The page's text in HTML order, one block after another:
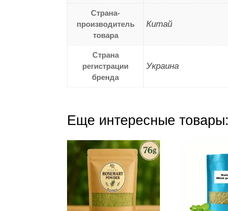
Страна-
производитель
товара
Китай
Страна
регистрации
бренда
Украина
Еще интересные товары: